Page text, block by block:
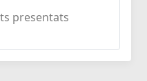
presentats